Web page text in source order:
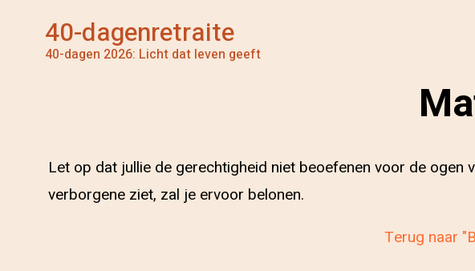
40-dagenretraite
40-dagen 2026: Licht dat leven geeft
Let op dat jullie de gerechtigheid niet beoefenen voor de ogen
verborgene ziet, zal je ervoor belonen.
Terug naar